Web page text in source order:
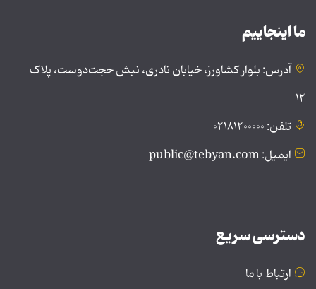
ما اینجاییم
آدرس: بلوار کشاورز، خیابان نادری، نبش حجت‌دوست، پلاک
۱۲
تلفن: ۰۲۱۸۱۲۰۰۰۰۰
ایمیل: public@tebyan.com
دسترسی سریع
ارتباط با ما